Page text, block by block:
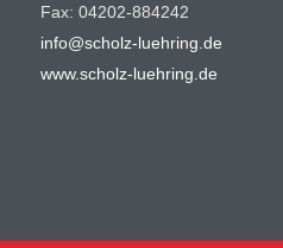
Fax: 04202-884242
info@scholz-luehring.de
www.scholz-luehring.de